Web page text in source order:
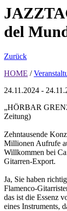
del
Zurück
HOME /
24.11.2024 -
„HÖRBAR
Zeitung)
Zehntausende
Millionen Aufrufe
Willkommen bei
Gitarren-Export.
Ja, Sie haben
Flamenco-
das ist die Essenz
eines Instruments,